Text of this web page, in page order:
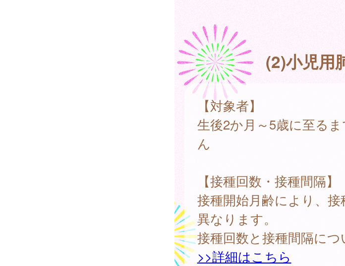
(2)小児用
【対象者】
生後2か月～5歳に至る
ん
【接種回数・接種間隔】
接種開始月齢により、
異なります。
接種回数と接種間隔につ
>>詳細はこちら